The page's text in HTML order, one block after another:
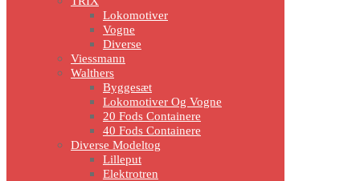
Lokomotiver
Vogne
Diverse
Viessmann
Walthers
Byggesæt
Lokomotiver Og Vogne
20 Fods Containere
40 Fods Containere
Diverse Modeltog
Lilleput
Elektrotren